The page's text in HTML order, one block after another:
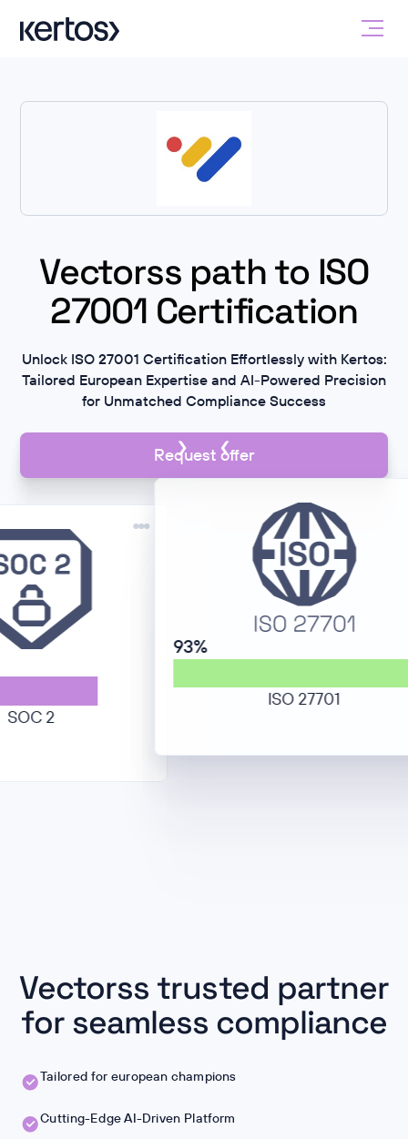
Vectorss path to ISO
27001 Certification
Unlock ISO 27001 Certification Effortlessly with Kertos:
Tailored European Expertise and AI-Powered Precision
for Unmatched Compliance Success
Request offer
ISO 27701
2
Vectorss trusted partner
for seamless compliance
Tailored for european champions
Cutting-Edge AI-Driven Platform